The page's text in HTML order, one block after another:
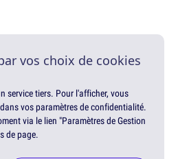
vos choix de cookies
service tiers. Pour l'afficher, vous
vos paramètres de confidentialité.
via le lien "Paramètres de Gestion
de page.